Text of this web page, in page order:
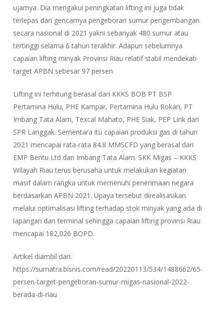
ujarnya. Dia mengakui peningkatan lifting ini juga tidak
terlepas dari gencarnya pengeboran sumur pengembangan
secara nasional di 2021 yakni sebanyak 480 sumur atau
tertinggi selama 6 tahun terakhir. Adapun sebelumnya
capaian lifting minyak Provinsi Riau relatif stabil mendekati
target APBN sebesar 97 persen.
Lifting ini terhitung berasal dari KKKS BOB PT BSP
Pertamina Hulu, PHE Kampar, Pertamina Hulu Rokan, PT
Imbang Tata Alam, Texcal Mahato, PHE Siak, PEP Lirik dan
SPR Langgak. Sementara itu capaian produksi gas di tahun
2021 mencapai rata-rata 84.8 MMSCFD yang berasal dari
EMP Bentu Ltd dan Imbang Tata Alam. SKK Migas – KKKS
Wilayah Riau terus berusaha untuk melakukan kegiatan
masif dalam rangka untuk memenuhi penerimaan negara
berdasarkan APBN 2021. Upaya tersebut direalisasikan
melalui optimalisasi lifting terhadap stok minyak yang ada di
lapangan dan terminal sehingga capaian lifting provinsi Riau
mencapai 182,026 BOPD.
Artikel diambil dari:
https://sumatra.bisnis.com/read/20220113/534/1488662/65-
persen-target-pengeboran-sumur-migas-nasional-2022-
berada-di-riau